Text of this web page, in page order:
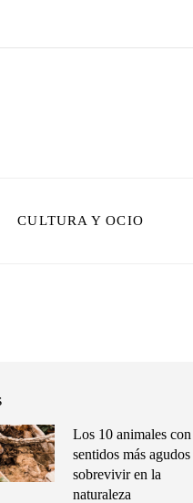
CULTURA Y OCIO
Los 10 animales con
sentidos más agudos
sobrevivir en la
naturaleza